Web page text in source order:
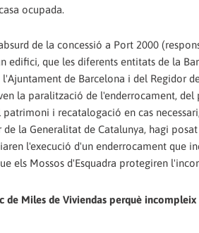
ocupada.
de la concessió a Port 2000
edifici, que les diferents entitats de la
de Barcelona i del Regidor
la paralització de l'enderrocament,
i recatalogació en cas
la Generalitat de Catalunya, hagi
l'execució d'un enderrocament que
els Mossos d'Esquadra protegiren
Miles de Viviendas perquè incompleix